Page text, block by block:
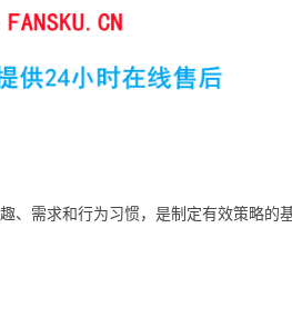
、需求和行为习惯，是制定有效策略的